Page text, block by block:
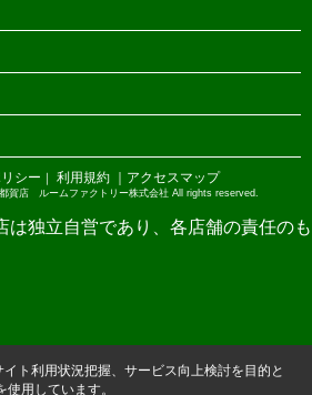
シー 利用規約 ｜アクセスマップ
賀店 ルームファクトリー株式会社 All rights reserved.
は独立自営であり、各店舗の責任のも
ト利用状況把握、サービス向上検討を目的と
用しています。